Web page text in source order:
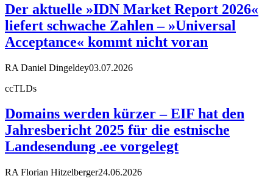
Der aktuelle »IDN Market Report 2026«
liefert schwache Zahlen – »Universal
Acceptance« kommt nicht voran
RA Daniel Dingeldey03.07.2026
ccTLDs
Domains werden kürzer – EIF hat den
Jahresbericht 2025 für die estnische
Landesendung .ee vorgelegt
RA Florian Hitzelberger24.06.2026